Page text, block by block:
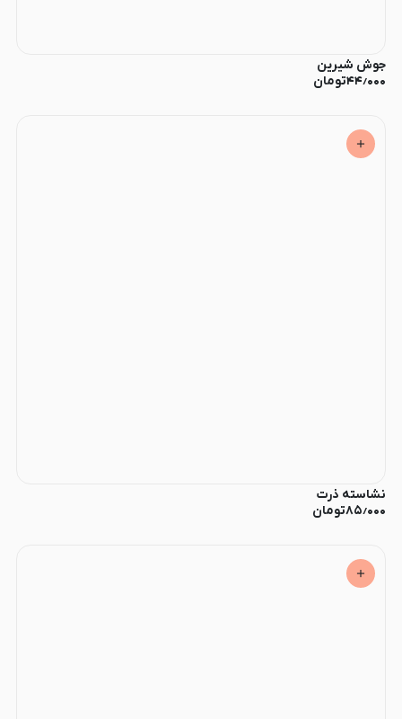
جوش شیرین
۴۴٫۰۰۰تومان
نشاسته ذرت
۸۵٫۰۰۰تومان